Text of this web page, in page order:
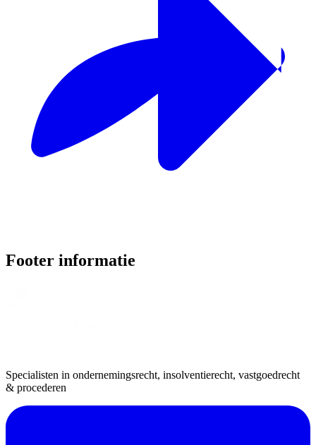
Footer informatie
Specialisten in ondernemingsrecht, insolventierecht, vastgoedrecht
& procederen